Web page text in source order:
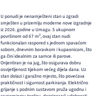
U ponudi je nenamješteni stan u zgradi
smješten u prizemlju moderne nove izgradnje
iz 2026. godine u Umagu. S ukupnom
površinom od 67 m², ovaj stan nudi
funkcionalan raspored s jednom spavaćom
sobom, dnevnim boravkom i kupaonicom, što
ga čini idealnim za samce ili parove.
Orijentiran je na jug, što osigurava dobru
osvijetljenost tijekom većeg dijela dana. Uz
stan dolazi i garažno mjesto, što povećava
praktičnost i sigurnost parkiranja. Električno
grijanje s podnim sustavom pruža ugodnu i